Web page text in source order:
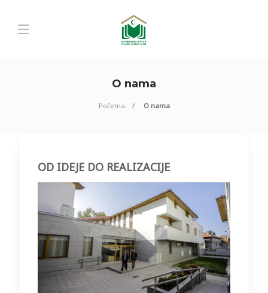
O nama
Početna O nama
OD IDEJE DO REALIZACIJE